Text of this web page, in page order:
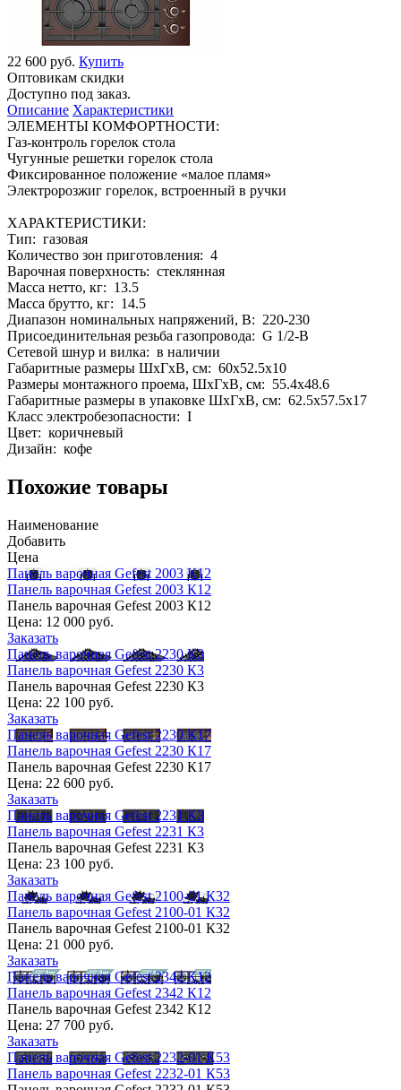
22 600 руб. Купить
Оптовикам скидки
Доступно под заказ.
Описание Характеристики
ЭЛЕМЕНТЫ КОМФОРТНОСТИ:
Газ-контроль горелок стола
Чугунные решетки горелок стола
Фиксированное положение «малое пламя»
Электророзжиг горелок, встроенный в ручки
ХАРАКТЕРИСТИКИ:
Тип: газовая
Количество зон приготовления: 4
Варочная поверхность: стеклянная
Масса нетто, кг: 13.5
Масса брутто, кг: 14.5
Диапазон номинальных напряжений, В: 220-230
Присоединительная резьба газопровода: G 1/2-В
Сетевой шнур и вилка: в наличии
Габаритные размеры ШхГхВ, см: 60x52.5x10
Размеры монтажного проема, ШхГхВ, см: 55.4x48.6
Габаритные размеры в упаковке ШхГхВ, см: 62.5x57.5x17
Класс электробезопасности: I
Цвет: коричневый
Дизайн: кофе
Похожие товары
Наименование
Добавить
Цена
Панель варочная Gefest 2003 К12
Панель варочная Gefest 2003 К12
Панель варочная Gefest 2003 К12
Цена: 12 000 руб.
Заказать
Панель варочная Gefest 2230 К3
Панель варочная Gefest 2230 К3
Панель варочная Gefest 2230 К3
Цена: 22 100 руб.
Заказать
Панель варочная Gefest 2230 К17
Панель варочная Gefest 2230 К17
Панель варочная Gefest 2230 К17
Цена: 22 600 руб.
Заказать
Панель варочная Gefest 2231 К3
Панель варочная Gefest 2231 К3
Панель варочная Gefest 2231 К3
Цена: 23 100 руб.
Заказать
Панель варочная Gefest 2100-01 К32
Панель варочная Gefest 2100-01 К32
Панель варочная Gefest 2100-01 К32
Цена: 21 000 руб.
Заказать
Панель варочная Gefest 2342 К12
Панель варочная Gefest 2342 К12
Панель варочная Gefest 2342 К12
Цена: 27 700 руб.
Заказать
Панель варочная Gefest 2232-01 К53
Панель варочная Gefest 2232-01 К53